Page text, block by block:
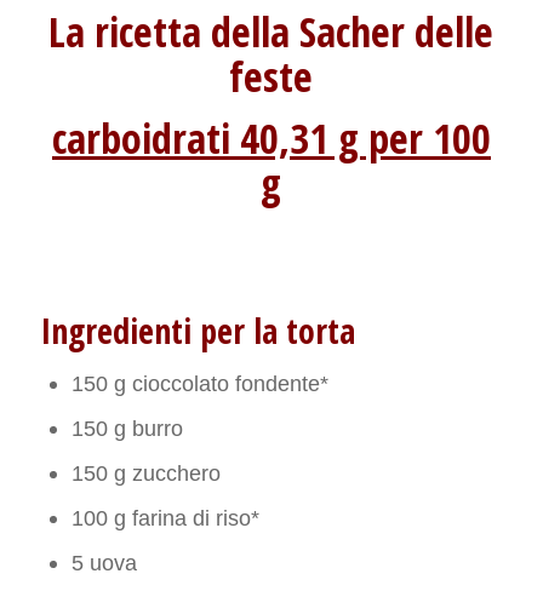
La ricetta della Sacher delle
feste
carboidrati 40,31 g per 100
g
Ingredienti per la torta
150 g cioccolato fondente*
150 g burro
150 g zucchero
100 g farina di riso*
5 uova